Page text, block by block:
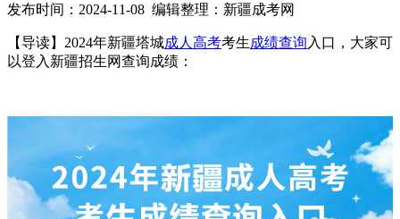
发布时间：2024-11-08 编辑整理：新疆成考网
【导读】2024年新疆塔城成人高考考生成绩查询 入口，大家可
以登入新疆招生网查询成绩：